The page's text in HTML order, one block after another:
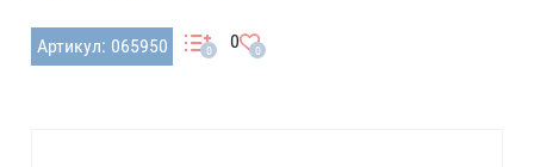
Артикул: 065950 0 0 0